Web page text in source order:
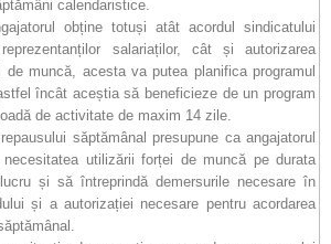
calendaristice.
obține totuși atât acordul sindicatului
salariaților, cât și autorizarea
de muncă, acesta va putea planifica programul
încât aceștia să beneficieze de un program
de activitate de maxim 14 zile.
săptămânal presupune ca angajatorul
utilizării forței de muncă pe durata
și să întreprindă demersurile necesare în
și a autorizației necesare pentru acordarea